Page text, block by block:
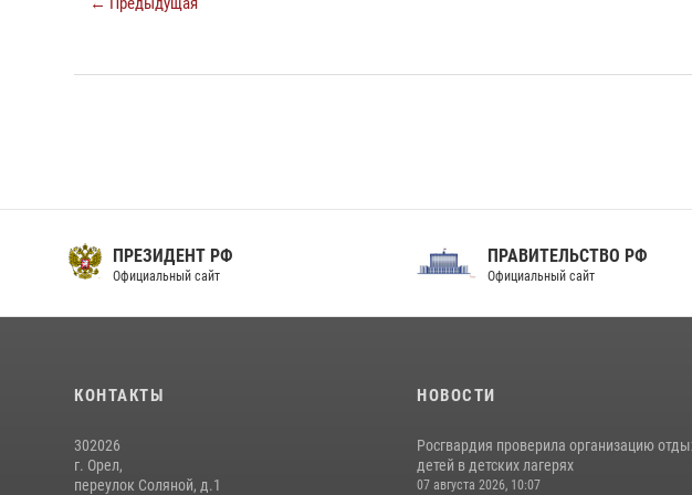
ПРЕЗИДЕНТ РФ
Официальный сайт
ПРАВИТЕЛЬСТВО РФ
Официальный сайт
КОНТАКТЫ
302026
г. Орел,
переулок Соляной, д.1
НОВОСТИ
Росгвардия проверила организацию
детей в детских лагерях
07 августа 2026, 10:07